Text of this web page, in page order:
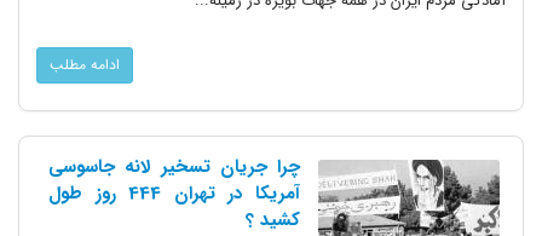
ادامه مطلب
چرا جریان تسخیر لانه جاسوسی
آمریکا در تهران 444 روز طول
کشید ؟